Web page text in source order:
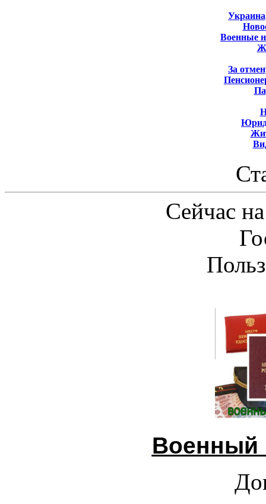
Военные
За
Сейчас
Военный